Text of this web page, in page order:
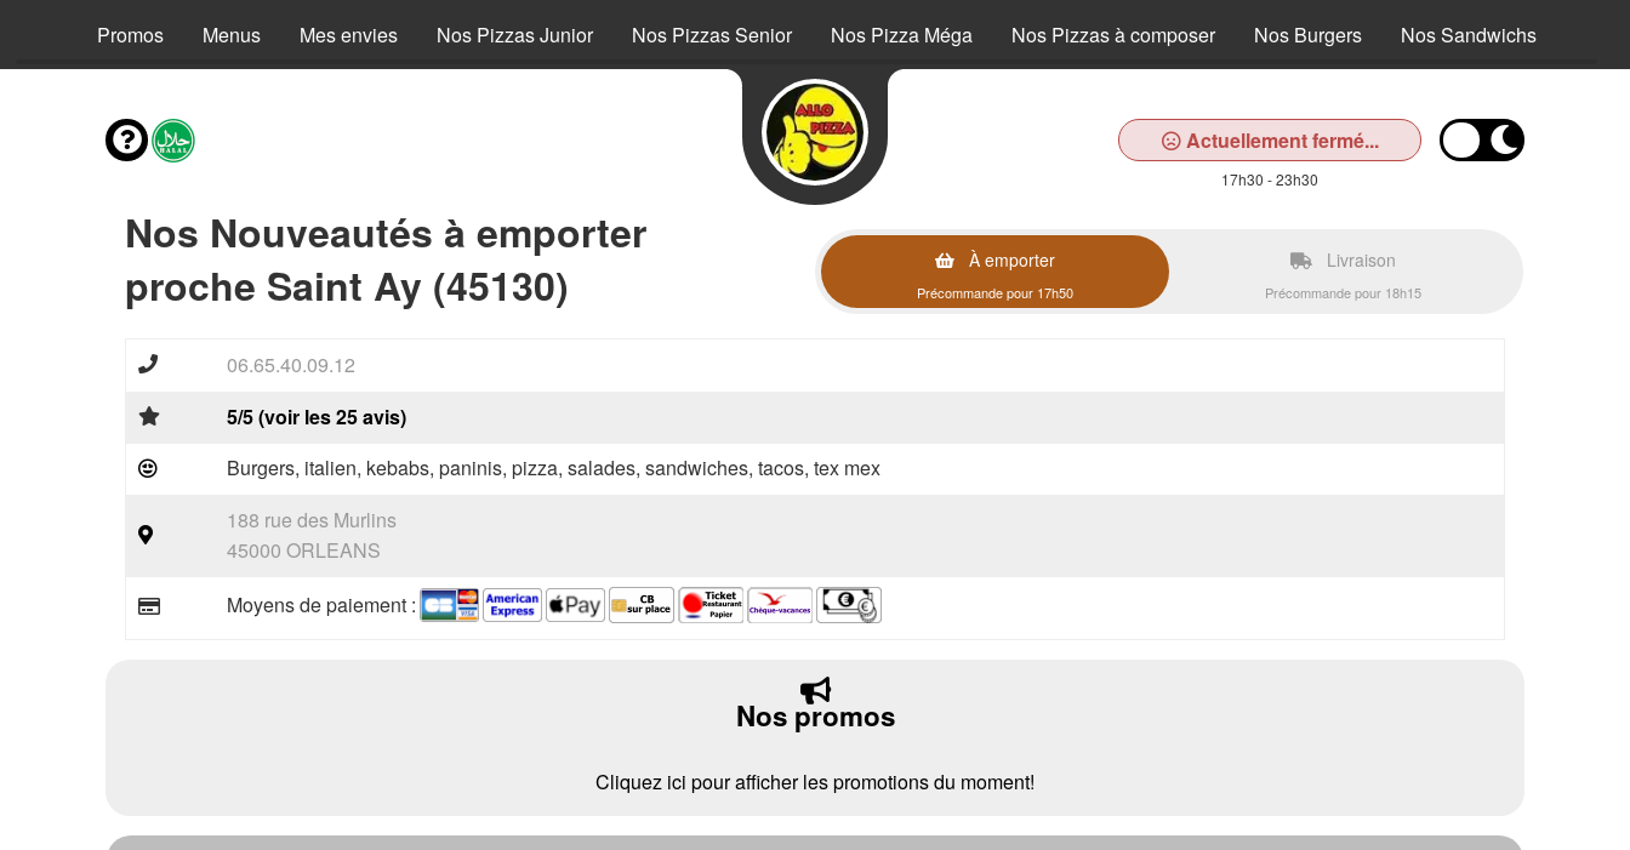
Promos Menus Mes envies Nos Pizzas Junior Nos Pizzas Senior Nos Pizza Méga Nos Pizzas à composer Nos Burgers Nos Sandwichs
Actuellement fermé...
17h30 - 23h30
Nos Nouveautés à emporter
proche Saint Ay (45130)
À emporter
Précommande pour 17h50
Livraison
Précommande pour 18h15
06.65.40.09.12
5/5 (voir les 25 avis)
Burgers, italien, kebabs, paninis, pizza, salades, sandwiches, tacos, tex mex
188 rue des Murlins
45000 ORLEANS
Moyens de paiement :
Nos promos
Cliquez ici pour afficher les promotions du moment!